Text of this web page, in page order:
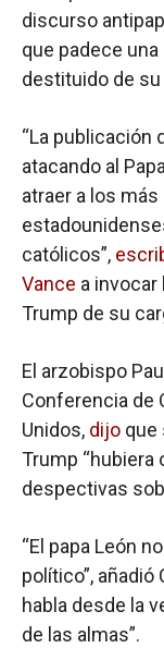
discurso
que padece
destituido de su
“La publicación
atacando al
atraer a los
católicos”,
Vance a invocar
Trump de su
El arzobispo
Conferencia de
Unidos, dijo que
Trump “hubiera
despectivas
“El papa León
político”, añadió
habla desde la
de las almas”.